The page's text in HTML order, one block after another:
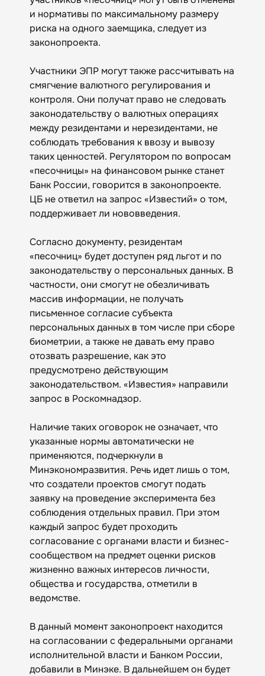
и нормативы по максимальному размеру
риска на одного заемщика, следует из
законопроекта.
Участники ЭПР могут также рассчитывать на
смягчение валютного регулирования и
контроля. Они получат право не следовать
законодательству о валютных операциях
между резидентами и нерезидентами, не
соблюдать требования к ввозу и вывозу
таких ценностей. Регулятором по вопросам
«песочницы» на финансовом рынке станет
Банк России, говорится в законопроекте.
ЦБ не ответил на запрос «Известий» о том,
поддерживает ли нововведения.
Согласно документу, резидентам
«песочниц» будет доступен ряд льгот и по
законодательству о персональных данных. В
частности, они смогут не обезличивать
массив информации, не получать
письменное согласие субъекта
персональных данных в том числе при сборе
биометрии, а также не давать ему право
отозвать разрешение, как это
предусмотрено действующим
законодательством. «Известия» направили
запрос в Роскомнадзор.
Наличие таких оговорок не означает, что
указанные нормы автоматически не
применяются, подчеркнули в
Минэкономразвития. Речь идет лишь о том,
что создатели проектов смогут подать
заявку на проведение эксперимента без
соблюдения отдельных правил. При этом
каждый запрос будет проходить
согласование с органами власти и бизнес-
сообществом на предмет оценки рисков
жизненно важных интересов личности,
общества и государства, отметили в
ведомстве.
В данный момент законопроект находится
на согласовании с федеральными органами
исполнительной власти и Банком России,
добавили в Минэке. В дальнейшем он будет